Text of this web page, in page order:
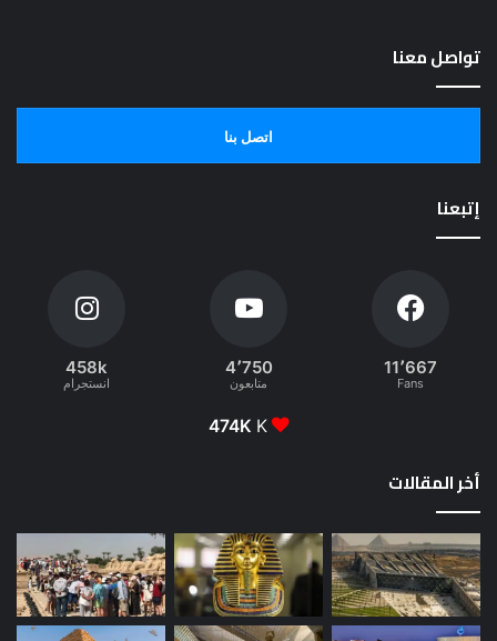
تواصل معنا
اتصل بنا
إتبعنا
11٬667
Fans
4٬750
متابعون
458k
انستجرام
474K K
أخر المقالات